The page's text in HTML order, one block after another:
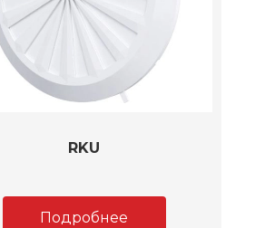
RKU
Подробнее